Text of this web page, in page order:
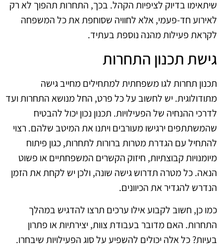
שיתאימו בדיוק לציפיות הקהל. בכך, התחרות תהפוך לא רק
לאירוע חד-פעמי, אלא לחוויה שסוחפת את כל המשפחה
לקראת פעילות מהנה נוספת בעתיד.
גישת תכנון התחרות
תכנון תחרות לגו משפחתית למתחילים מחייב גישה
מתודולוגית. יש לחשוב על כל פרט, החל מנושא התחרות ועד
לדרכי ההנחיה של הפעילויות. תכנון נכון יכול להבטיח
שהמשתתפים ירגישו מעורבים ויתנו את המיטב שלהם. רצוי
להתחיל עם הגדרת מטרות ברורות לתחרות, כגון פיתוח
מיומנויות קבוצתיות, חיזוק הקשרים המשפחתיים או פשוט
הנאה. כל מטרה תדרוש גישה שונה, ולכן יש לקחת את הזמן
הנדרש להגדיר את הכיוונים.
כמו כן, חשוב לקבוע אילו ערכים תרצו להדגיש במהלך
התחרות. האם מדובר בעבודת צוות, יצירתיות או פתרון
בעיות? כל אלה יכולים להשפיע על סוג הפעילויות שיבחרו.